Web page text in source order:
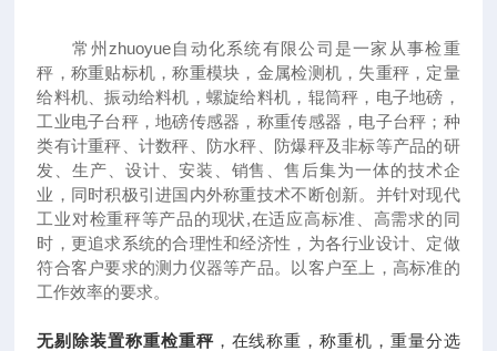
常州zhuoyue自动化系统有限公司是一家从事检重
秤，称重贴标机，称重模块，金属检测机，失重秤，定量
给料机、振动给料机，螺旋给料机，辊筒秤，电子地磅，
工业电子台秤，地磅传感器，称重传感器，电子台秤；种
类有计重秤、计数秤、防水秤、防爆秤及非标等产品的研
发、生产、设计、安装、销售、售后集为一体的技术企
业，同时积极引进国内外称重技术不断创新。并针对现代
工业对检重秤等产品的现状,在适应高标准、高需求的同
时，更追求系统的合理性和经济性，为各行业设计、定做
符合客户要求的测力仪器等产品。以客户至上，高标准的
工作效率的要求。
无剔除装置称重检重秤，在线称重，称重机，重量分选